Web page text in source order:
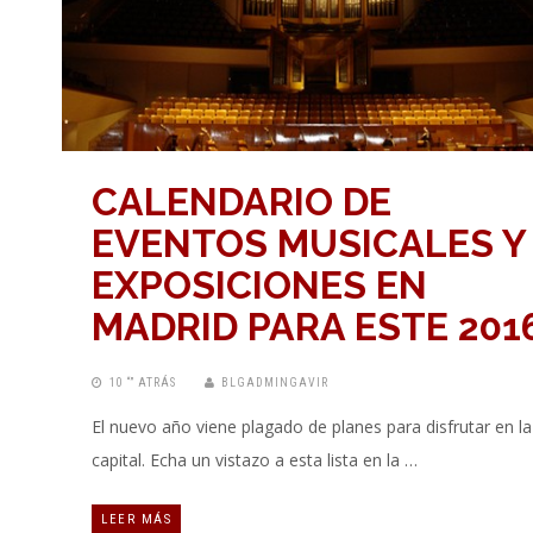
CALENDARIO DE
EVENTOS MUSICALES Y
EXPOSICIONES EN
MADRID PARA ESTE
10 “” ATRÁS BLGADMINGAVIR
El nuevo año viene plagado de planes para disfrutar en la
capital. Echa un vistazo a esta lista en la …
LEER MÁS